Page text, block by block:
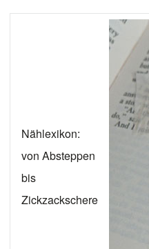
Nählexikon:
von Absteppen
bis
Zickzackschere